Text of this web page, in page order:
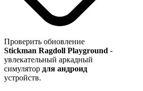
Проверить обновление
Stickman Ragdoll Playground -
увлекательный аркадный
симулятор для андроид
устройств.